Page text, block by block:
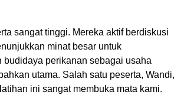
sangat tinggi. Mereka aktif berdiskusi
minat besar untuk
budidaya perikanan sebagai usaha
utama. Salah satu peserta, Wandi,
ini sangat membuka mata kami.